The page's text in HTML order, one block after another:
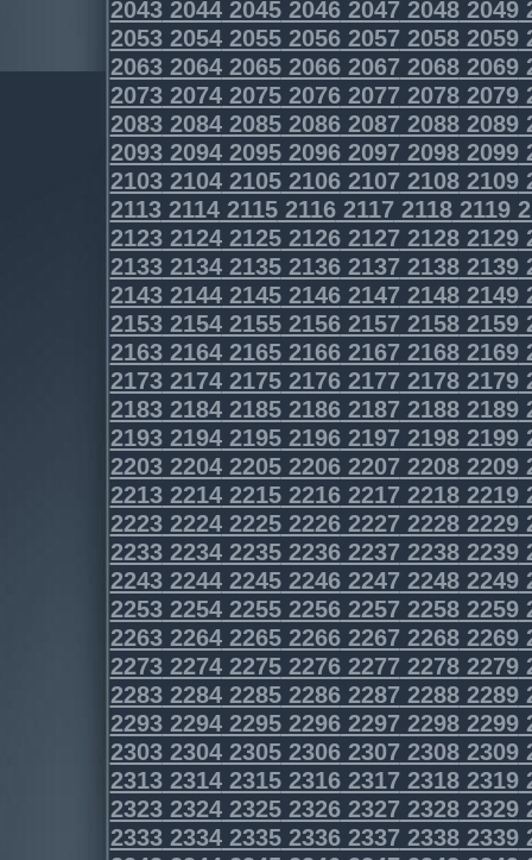
2043204420452046204720482049
2053205420552056205720582059
2063206420652066206720682069
2073207420752076207720782079
2083208420852086208720882089
2093209420952096209720982099
2103210421052106210721082109
2113211421152116211721182119
2123212421252126212721282129
2133213421352136213721382139
2143214421452146214721482149
2153215421552156215721582159
2163216421652166216721682169
2173217421752176217721782179
2183218421852186218721882189
2193219421952196219721982199
2203220422052206220722082209
2213221422152216221722182219
2223222422252226222722282229
2233223422352236223722382239
2243224422452246224722482249
2253225422552256225722582259
2263226422652266226722682269
2273227422752276227722782279
2283228422852286228722882289
2293229422952296229722982299
2303230423052306230723082309
2313231423152316231723182319
2323232423252326232723282329
2333233423352336233723382339